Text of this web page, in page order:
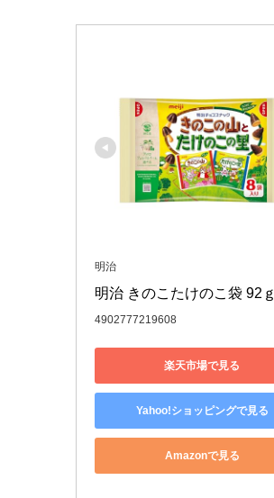
明治
明治 きのこたけのこ袋 92ｇ
4902777219608
楽天市場で見る
Yahoo!ショッピングで見る
Amazonで見る